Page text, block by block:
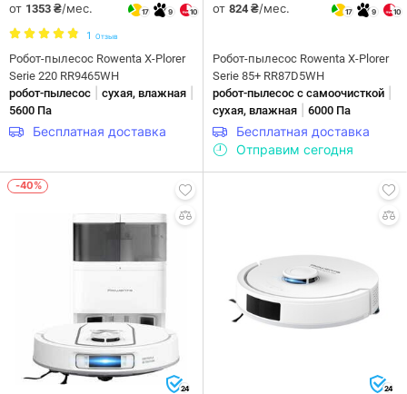
от 1353 ₴/мес. 17 9 10
1 Отзыв
Робот-пылесос Rowenta X-Plorer
Serie 220 RR9465WH
робот-пылесос
сухая, влажная
5600 Па
Бесплатная доставка
от 824 ₴/мес. 17 9 10
Робот-пылесос Rowenta X-Plorer
Serie 85+ RR87D5WH
робот-пылесос с самоочисткой
сухая, влажная 6000 Па
Бесплатная доставка
Отправим сегодня
-40%
24 24